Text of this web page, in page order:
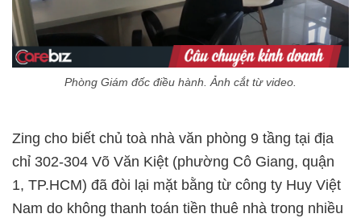
Phòng Giám đốc điều hành. Ảnh cắt từ video.
Zing cho biết chủ toà nhà văn phòng 9 tầng tại địa
chỉ 302-304 Võ Văn Kiệt (phường Cô Giang, quận
1, TP.HCM) đã đòi lại mặt bằng từ công ty Huy Việt
Nam do không thanh toán tiền thuê nhà trong nhiều